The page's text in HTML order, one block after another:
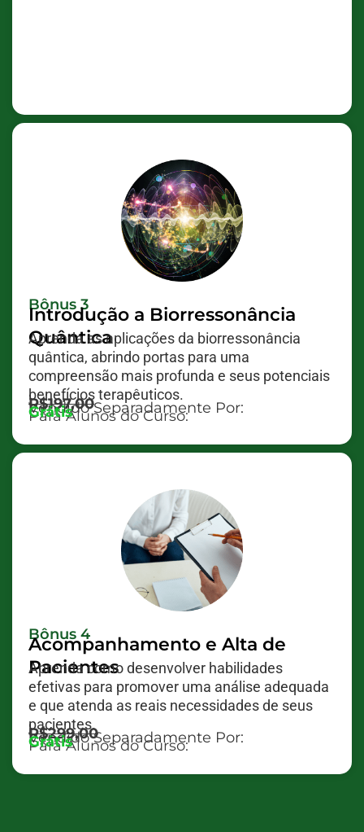
Bônus 3
Introdução a Biorressonância
Quântica
Aprenda as aplicações da biorressonância
quântica, abrindo portas para uma
compreensão mais profunda e seus potenciais
benefícios terapêuticos.
Vendido Separadamente Por:
R$197,00
Para Alunos do Curso:
Grátis
Bônus 4
Acompanhamento e Alta de
Pacientes
Aprenda como desenvolver habilidades
efetivas para promover uma análise adequada
e que atenda as reais necessidades de seus
pacientes.
Vendido Separadamente Por:
R$299,00
Para Alunos do Curso:
Grátis